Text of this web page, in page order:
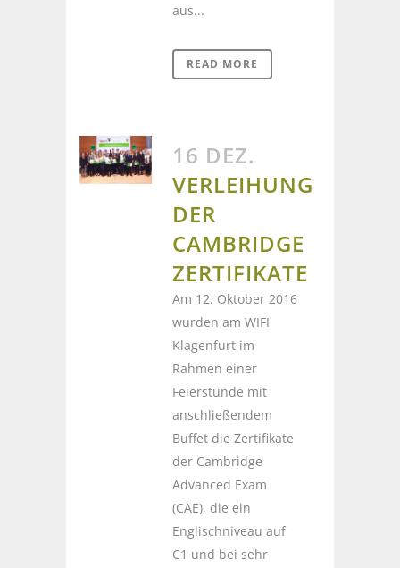
aus...
READ MORE
16 DEZ.
VERLEIHUNG
DER
CAMBRIDGE
ZERTIFIKATE
Am 12. Oktober 2016
wurden am WIFI
Klagenfurt im
Rahmen einer
Feierstunde mit
anschließendem
Buffet die Zertifikate
der Cambridge
Advanced Exam
(CAE), die ein
Englischniveau auf
C1 und bei sehr